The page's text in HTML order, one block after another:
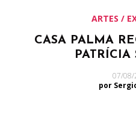
ARTES /
CASA PALMA
PATRÍCIA
07/08/
por